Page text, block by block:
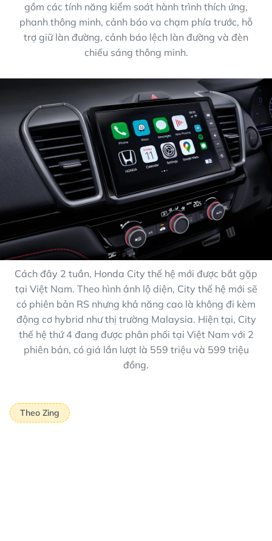
gồm các tính năng kiểm soát hành trình thích ứng,
phanh thông minh, cảnh báo va chạm phía trước, hỗ
trợ giữ làn đường, cảnh báo lệch làn đường và đèn
chiếu sáng thông minh.
Cách đây 2 tuần, Honda City thế hệ mới được bắt gặp
tại Việt Nam. Theo hình ảnh lộ diện, City thế hệ mới sẽ
có phiên bản RS nhưng khả năng cao là không đi kèm
động cơ hybrid như thị trường Malaysia. Hiện tại, City
thế hệ thứ 4 đang được phân phối tại Việt Nam với 2
phiên bản, có giá lần lượt là 559 triệu và 599 triệu
đồng.
Theo Zing